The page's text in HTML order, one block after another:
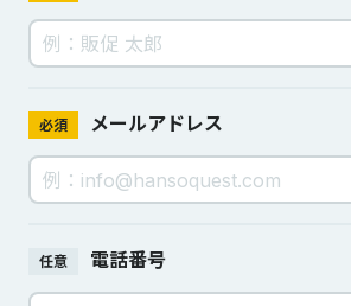
必須 メールアドレス
任意 電話番号